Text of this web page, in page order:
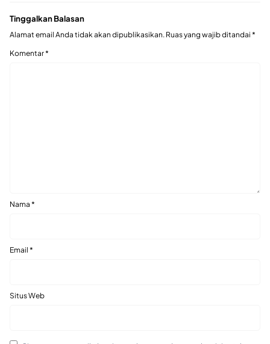
Tinggalkan Balasan
Alamat email Anda tidak akan dipublikasikan. Ruas yang wajib ditandai *
Komentar*
Nama *
Email *
Situs Web